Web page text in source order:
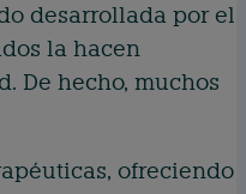
desarrollada por el
la hacen
De hecho, muchos
ofreciendo